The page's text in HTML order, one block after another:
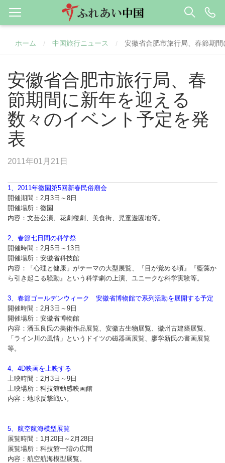
ホーム / 中国旅行ニュース / 安徽省合肥市旅行局、春節期
安徽省合肥市旅行局、春
節期間に新年を迎える
数々のイベント予定を発
表
2011年01月21日
1、2011年徽園第5回新春民俗廟会
開催期間：2月3日～8日
開催場所：徽園
内容：文芸公演、花劇楼劇、美食街、児童遊園地等。
2、春節七日間の科学祭
開催時間：2月5日～13日
開催場所：安徽省科技館
内容：「心理と健康」がテーマの大型展覧、『目が覚める頃』『藍藻か
ら引き起こる騒動』という科学劇の上演、ユニークな科学実験等。
3、春節ゴールデンウィーク 安徽省博物館で系列活動を展開する予定
開催時間：2月3日～9日
開催場所：安徽省博物館
内容：潘玉良氏の美術作品展覧、安徽古生物展覧、徽州古建築展覧、
「ライン川の風情」というドイツの磁器画展覧、廖学新氏の書画展覧
等。
4、4D映画を上映する
上映時間：2月3日～9日
上映場所：科技館動感映画館
内容：地球反撃戦い。
5、航空航海模型展覧
展覧時間：1月20日～2月28日
展覧場所：科技館一階の広間
内容：航空航海模型展覧。